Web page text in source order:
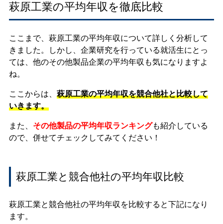
萩原工業の平均年収を徹底比較
ここまで、萩原工業の平均年収について詳しく分析して
きました。しかし、企業研究を行っている就活生にとっ
ては、他のその他製品企業の平均年収も気になりますよ
ね。
ここからは、 萩原工業の平均年収を競合他社と比較して
いきます。
また、 その他製品の平均年収ランキングも紹介している
ので、併せてチェックしてみてください！
萩原工業と競合他社の平均年収比較
萩原工業と競合他社の平均年収を比較すると下記になり
ます。